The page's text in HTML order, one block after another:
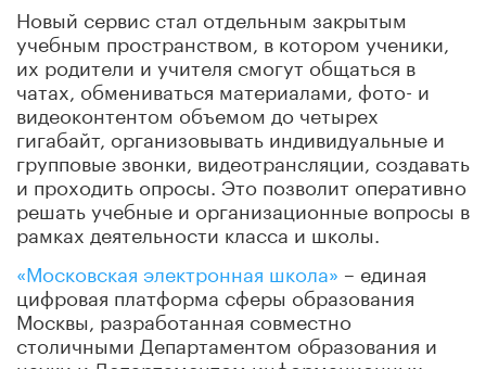
Новый сервис стал отдельным закрытым
учебным пространством, в котором ученики,
их родители и учителя смогут общаться в
чатах, обмениваться материалами, фото- и
видеоконтентом объемом до четырех
гигабайт, организовывать индивидуальные и
групповые звонки, видеотрансляции, создавать
и проходить опросы. Это позволит оперативно
решать учебные и организационные вопросы в
рамках деятельности класса и школы.
«Московская электронная школа» – единая
цифровая платформа сферы образования
Москвы, разработанная совместно
столичными Департаментом образования и